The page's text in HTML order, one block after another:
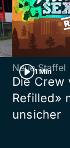
1 Min
Neue Staffel
Die Crew
Refilled»
unsicher